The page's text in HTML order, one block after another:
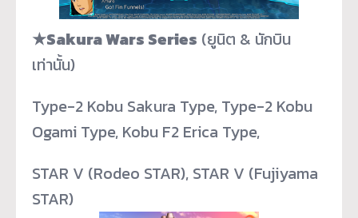
★Sakura Wars Series (ยูนิต & นักบิน
เท่านั้น)
Type-2 Kobu Sakura Type, Type-2 Kobu
Ogami Type, Kobu F2 Erica Type,
STAR V (Rodeo STAR), STAR V (Fujiyama
STAR)